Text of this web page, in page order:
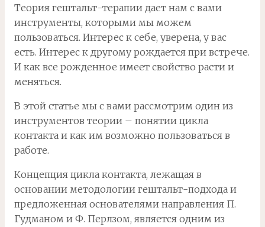
Теория гештальт-терапии дает нам с вами
инструменты, которыми мы можем
пользоваться. Интерес к себе, уверена, у вас
есть. Интерес к другому рождается при встрече.
И как все рожденное имеет свойство расти и
меняться.
В этой статье мы с вами рассмотрим один из
инструментов теории – понятии цикла
контакта и как им возможно пользоваться в
работе.
Концепция цикла контакта, лежащая в
основании методологии гештальт-подхода и
предложенная основателями направления П.
Гудманом и Ф. Перлзом, является одним из